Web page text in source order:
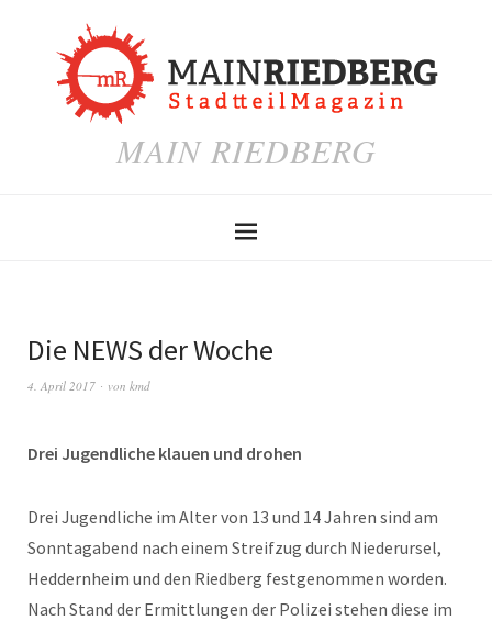
MAIN RIEDBERG
Die NEWS der Woche
4. April 2017 von kmd
Drei Jugendliche klauen und drohen
Drei Jugendliche im Alter von 13 und 14 Jahren sind am
Sonntagabend nach einem Streifzug durch Niederursel,
Heddernheim und den Riedberg festgenommen worden.
Nach Stand der Ermittlungen der Polizei stehen diese im